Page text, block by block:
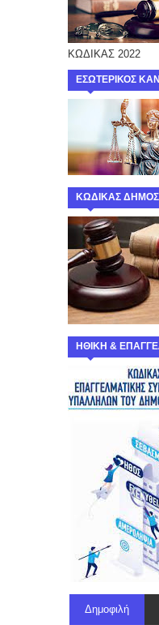
ΚΩΔΙΚΑΣ 2022
ΕΣΩΤΕΡΙΚΟΣ
ΚΩΔΙΚΑΣ
ΗΘΙΚΗ &
Δημοφιλή